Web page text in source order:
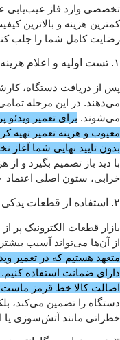
تخصصی وارد فاز
کمترین هزینه و بالاترین
رضایت کامل شما را جلب
۱. تست اولیه و اعلام هزینه دقیق
پس از دریافت دستگاه،
می‌دهند. در این مرحله
می‌شوند. برای تعمیر
معیوب و هزینه تعمیر تهیه
بدون تایید نهایی شما آغاز
با دید باز تصمیم بگیرد و
خرابی، ستون اصلی اعتماد ۱۰ ساله مشتریان به صدرا سرویس است.
۲. استفاده از قطعات یدکی اورجینال
بازار قطعات الکترونیک پر
از آن‌ها می‌تواند آسیب
متعهد هستیم که در تعمیر
دارای ضمانت استفاده
اصالت کالا خط قرمز
دستگاه را تضمین می‌کند،
خطراتی مانند آتش‌سوزی یا